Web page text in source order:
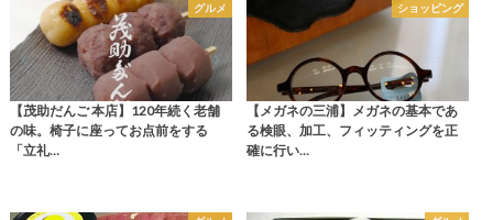
グルメ
【茂助だんご 本店】120年続く老舗
の味。椅子に座ってお点前をする
「立礼…
ショッピング
【メガネの三浦】メガネの基本であ
る検眼、加工、フィッティングを正
確に行い…